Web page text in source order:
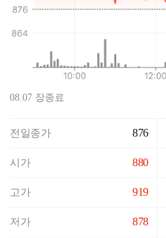
08.07 장종료
전일종가 876
시가 880
고가 919
저가 878